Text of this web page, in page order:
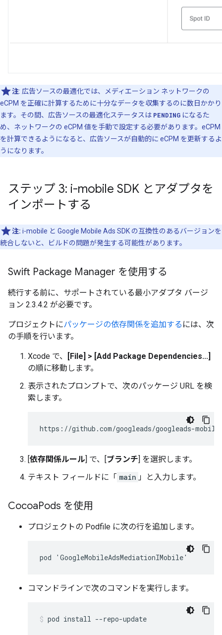
注: 広告ソースの最適化では、メディエーション ネットワークの
eCPM を正確に計算するために十分なデータを収集するのに数日かかり
ます。その間、広告ソースの最適化ステータスは PENDING になるた
め、ネットワークの eCPM 値を手動で設定する必要があります。eCPM
を計算できるようになると、広告ソースが自動的に eCPM を更新するよ
うになります。
ステップ 3: i-mobile SDK とアダプタを
インポートする
注: i-mobile と Google Mobile Ads SDK の互換性のあるバージョンを
統合しないと、ビルドの問題が発生する可能性があります。
Swift Package Manager を使用する
続行する前に、サポートされている最小アダプタ バージ
ョン 2.3.4.2 が必要です。
プロジェクトにパッケージの依存関係を追加する には、次
の手順を行います。
Xcode で、
[File] > [Add Package Dependencies...]
の順に移動します。
表示されたプロンプトで、次のパッケージ URL を検
索します。
依存関係ルール ] で、[ ブランチ ] を選択します。
テキスト フィールドに「 main 」と入力します。
CocoaPods を使用
プロジェクトの Podfile に次の行を追加します。
コマンドラインで次のコマンドを実行します。
pod install --repo-update